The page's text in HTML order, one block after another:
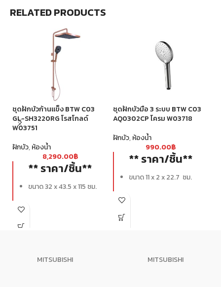
RELATED PRODUCTS
ชุดฝักบัวก้านแข็ง BTW C03
GL-SH3220RG โรสโกลด์
W03751
ฝักบัว,ห้องน้ำ
8,290.00฿
** ราคา/ชิ้น**
ขนาด 32 x 43.5 x 115 ซม.
ชุดฝักบัวมือ 3 ระบบ BTW C03
AQ0302CP โครม W03718
ฝักบัว,ห้องน้ำ
990.00฿
** ราคา/ชิ้น**
ขนาด 11 x 2 x 22.7 ซม.
MITSUBISHI MITSUBISHI